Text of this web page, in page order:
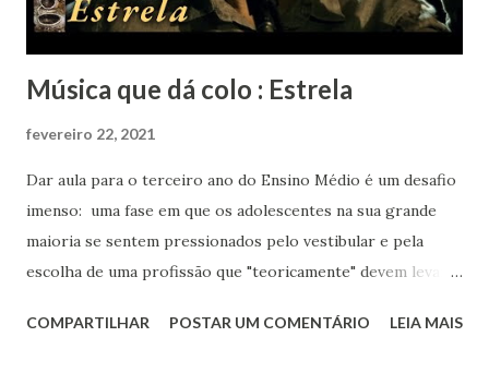
Música que dá colo : Estrela
fevereiro 22, 2021
Dar aula para o terceiro ano do Ensino Médio é um desafio
imenso: uma fase em que os adolescentes na sua grande
maioria se sentem pressionados pelo vestibular e pela
escolha de uma profissão que "teoricamente" devem levar
gostava muito de música, de livros, de escrever, de falar e
COMPARTILHAR POSTAR UM COMENTÁRIO LEIA MAIS